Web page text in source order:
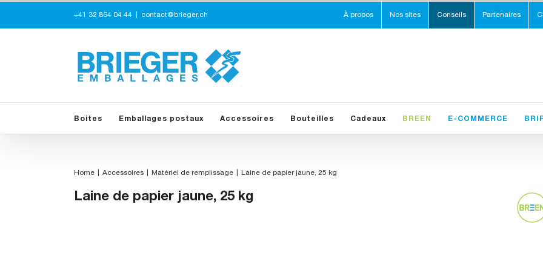
content
+41 32 864 04 44 contact@brieger.ch À propos Nos sites Conseils Partenaires
Boites Emballages postaux Accessoires Bouteilles Cadeaux BREEN E-COMMERCE
Home Accessoires Matériel de remplissage Laine de papier jaune, 25 kg
Laine de papier jaune, 25 kg